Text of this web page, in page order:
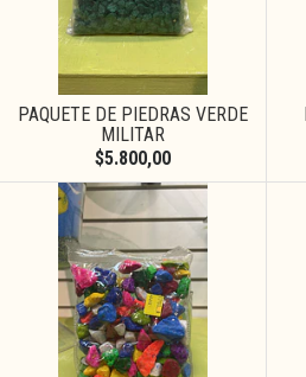
PAQUETE DE PIEDRAS VERDE
MILITAR
$5.800,00